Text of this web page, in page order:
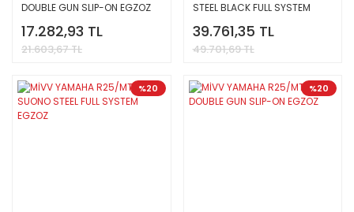
DOUBLE GUN SLIP-ON EGZOZ
17.282,93 TL
21.603,67 TL
STEEL BLACK FULL SYSTEM
EGZOZ
39.761,35 TL
49.701,69 TL
%20 %20